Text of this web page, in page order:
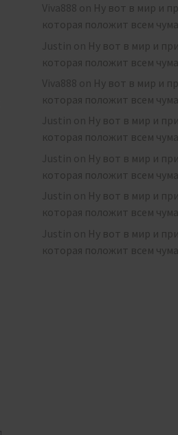
Viva888 on Ну вот в мир и
которая положит всем
Justin on Ну вот в мир и
которая положит всем
Viva888 on Ну вот в мир и
которая положит всем
Justin on Ну вот в мир и
которая положит всем
Justin on Ну вот в мир и
которая положит всем
Justin on Ну вот в мир и
которая положит всем
Justin on Ну вот в мир и
которая положит всем